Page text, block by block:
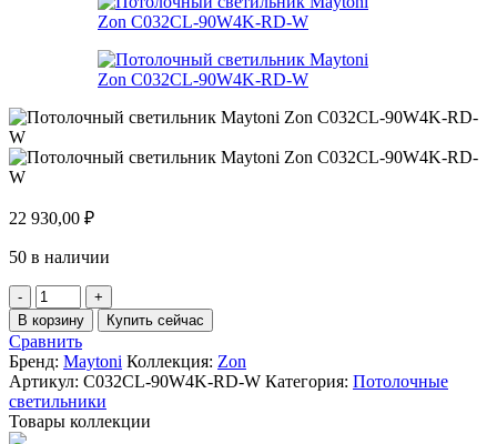
22 930,00 ₽
50 в наличии
Количество
товара
Потолочный
светильник
Maytoni
Zon
C032CL-
90W4K-
В корзину Купить сейчас
Сравнить
Бренд: Maytoni Коллекция: Zon
Артикул: C032CL-90W4K-RD-W Категория: Потолочные
светильники
Товары коллекции